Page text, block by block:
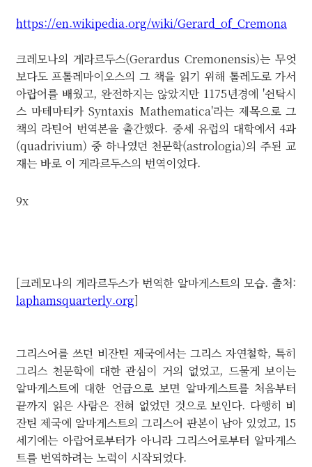
https://en.wikipedia.org/wiki/Gerard_of_Cremona
크레모나의 게라르두스(Gerardus Cremonensis)는 무엇
보다도 프톨레마이오스의 그 책을 읽기 위해 톨레도로 가서
아랍어를 배웠고, 완전하지는 않았지만 1175년경에 '쉰탁시
스 마테마티카 Syntaxis Mathematica'라는 제목으로 그
책의 라틴어 번역본을 출간했다. 중세 유럽의 대학에서 4과
(quadrivium) 중 하나였던 천문학(astrologia)의 주된 교
재는 바로 이 게라르두스의 번역이었다.
9x
[크레모나의 게라르두스가 번역한 알마게스트의 모습. 출처:
laphamsquarterly.org]
그리스어를 쓰던 비잔틴 제국에서는 그리스 자연철학, 특히
그리스 천문학에 대한 관심이 거의 없었고, 드물게 보이는
알마게스트에 대한 언급으로 보면 알마게스트를 처음부터
끝까지 읽은 사람은 전혀 없었던 것으로 보인다. 다행히 비
잔틴 제국에 알마게스트의 그리스어 판본이 남아 있었고, 15
세기에는 아랍어로부터가 아니라 그리스어로부터 알마게스
트를 번역하려는 노력이 시작되었다.